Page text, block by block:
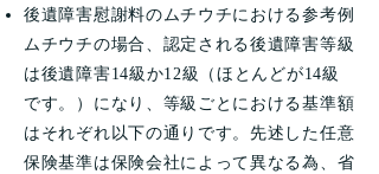
後遺障害慰謝料のムチウチにおける参考例
ムチウチの場合、認定される後遺障害等級
は後遺障害14級か12級（ほとんどが14級
です。）になり、等級ごとにおける基準額
はそれぞれ以下の通りです。先述した任意
保険基準は保険会社によって異なる為、省